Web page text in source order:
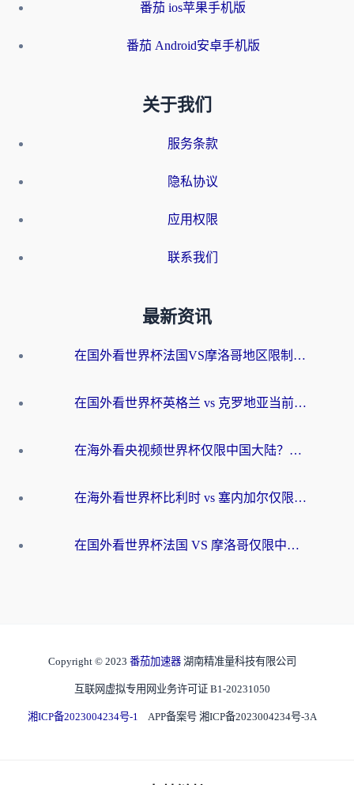
番茄 ios苹果手机版
番茄 Android安卓手机版
关于我们
服务条款
隐私协议
应用权限
联系我们
最新资讯
在国外看世界杯法国VS摩洛哥地区限制？这篇指南让你流畅看中文解说无压力
在国外看世界杯英格兰 vs 克罗地亚当前地区不可播放？这篇指南帮你搞定所有海外观赛难题
在海外看央视频世界杯仅限中国大陆？这篇指南帮你解锁中文解说+无卡顿直播
在海外看世界杯比利时 vs 塞内加尔仅限中国大陆？我找到了最流畅的中文解说之路
在国外看世界杯法国 VS 摩洛哥仅限中国大陆？海外党这样看中文解说赛事不卡顿
Copyright © 2023 番茄加速器 湖南精准量科技有限公司
互联网虚拟专用网业务许可证 B1-20231050
湘ICP备2023004234号-1 APP备案号 湘ICP备2023004234号-3A